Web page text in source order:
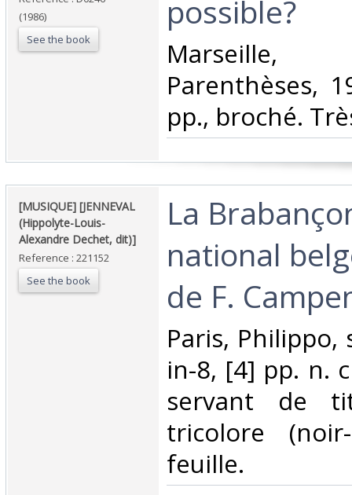
(1986)
See the book
possible? ‎
Parenthèses,
pp., broché.
‎[MUSIQUE] [JENNEVAL
(Hippolyte-Louis-
Alexandre Dechet, dit)]‎
Reference : 221152
See the book
‎La
national
de F.
‎Paris, Philippo,
in-8, [4] pp. n.
servant de
tricolore
feuille. ‎